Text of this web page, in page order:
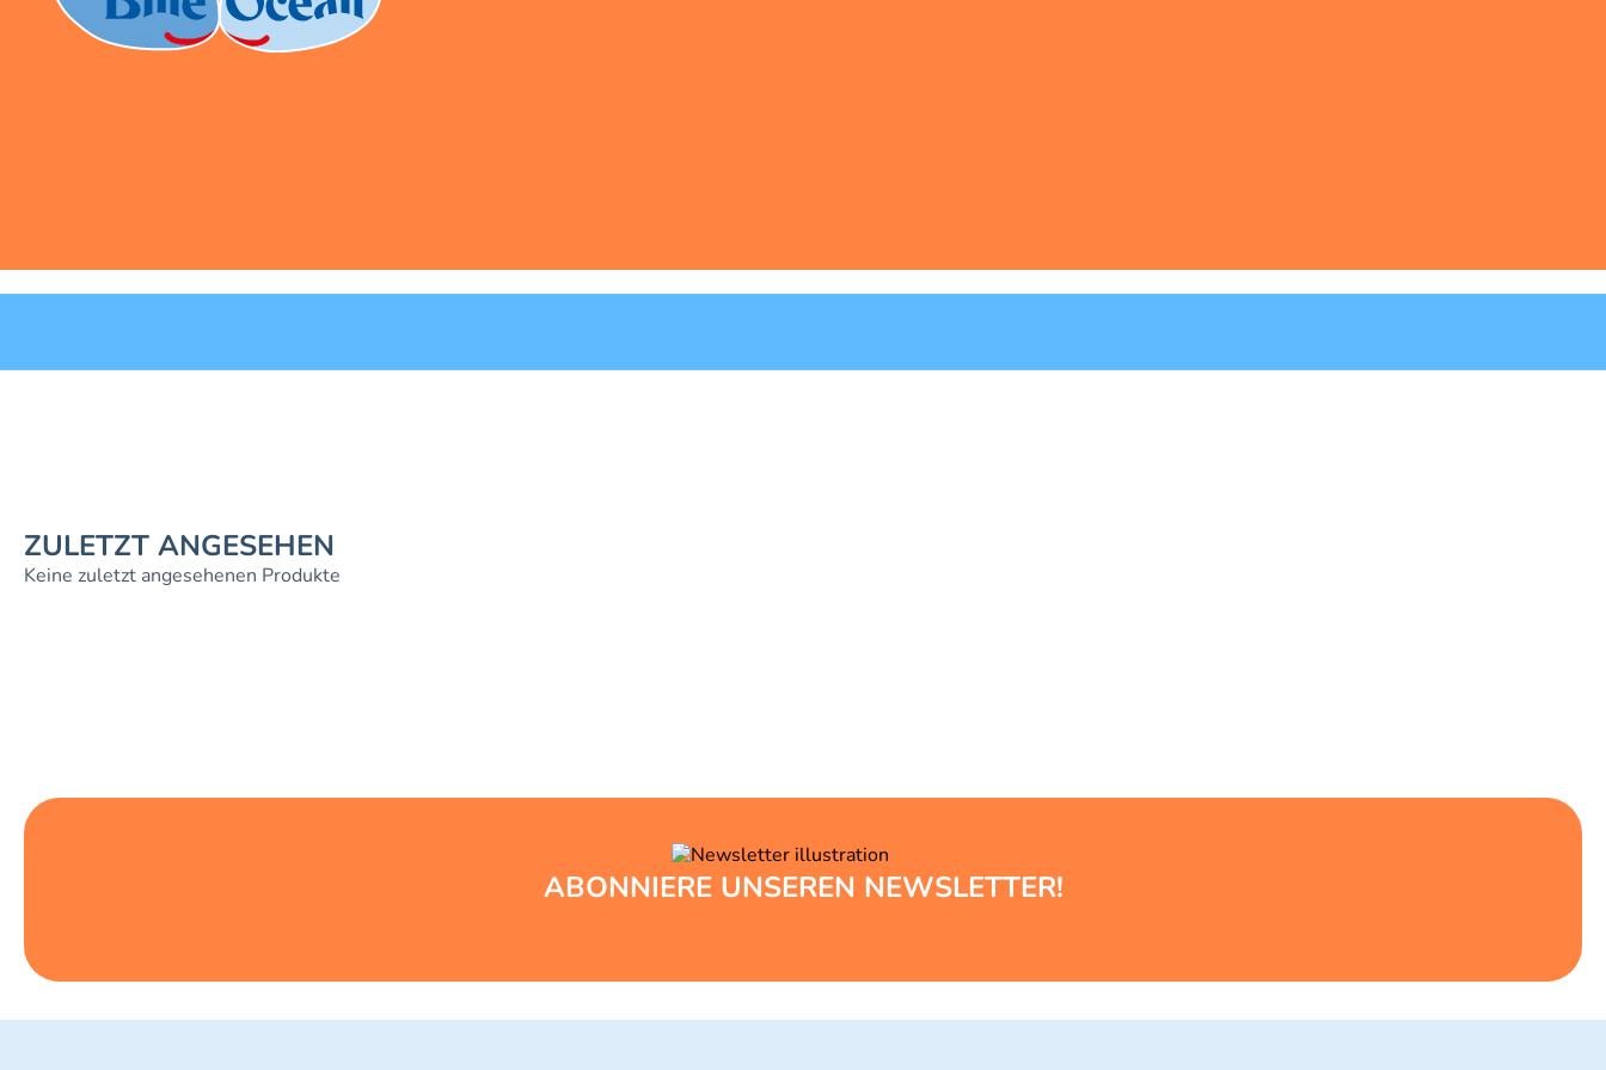
ZULETZT ANGESEHEN
Keine zuletzt angesehenen Produkte
ABONNIERE UNSEREN NEWSLETTER!